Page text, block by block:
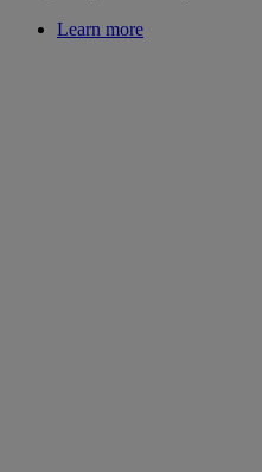
Learn more